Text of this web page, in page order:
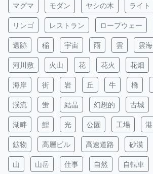
マグマ モダン ヤシの木 ライト
リンゴ レストラン ロープウェー
遺跡 稲 宇宙 雨 雲 雲海
河川敷 火山 花 花火 花畑
海岸 街 岩 丘 牛 橋
渓流 蛍 結晶 幻想的 古城
湖畔 鯉 光 公園 工場 港
鉱物 高層ビル 高速道路 砂漠
山 山岳 仕事 自然 自転車